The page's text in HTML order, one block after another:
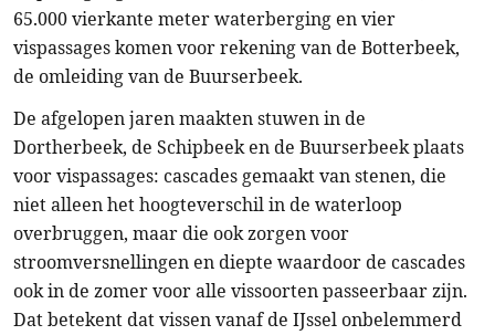
65.000 vierkante meter waterberging en vier
vispassages komen voor rekening van de Botterbeek,
de omleiding van de Buurserbeek.
De afgelopen jaren maakten stuwen in de
Dortherbeek, de Schipbeek en de Buurserbeek plaats
voor vispassages: cascades gemaakt van stenen, die
niet alleen het hoogteverschil in de waterloop
overbruggen, maar die ook zorgen voor
stroomversnellingen en diepte waardoor de cascades
ook in de zomer voor alle vissoorten passeerbaar zijn.
Dat betekent dat vissen vanaf de IJssel onbelemmerd